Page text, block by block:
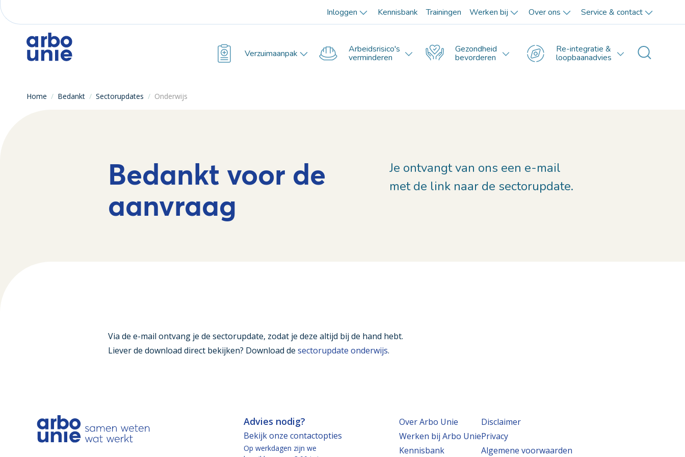
Inloggen Kennisbank Trainingen Werken bij Over ons Service & contact
Verzuimaanpak Arbeidsrisico's
verminderen
Gezondheid
bevorderen
Re-integratie &
loopbaanadvies
Home / Bedankt / Sectorupdates / Onderwijs
Bedankt voor de
aanvraag
Je ontvangt van ons een e-mail
met de link naar de sectorupdate.
Via de e-mail ontvang je de sectorupdate, zodat je deze altijd bij de hand hebt.
Liever de download direct bekijken? Download de sectorupdate onderwijs.
Advies nodig?
Bekijk onze contactopties
Op werkdagen zijn we
Over Arbo Unie
Werken bij Arbo Unie
Kennisbank
Disclaimer
Privacy
Algemene voorwaarden